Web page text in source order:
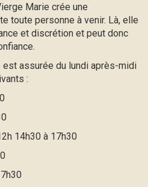
Marie crée une
toute personne à venir. Là, elle
et discrétion et peut donc
assurée du lundi après-midi
:
14h30 à 17h30